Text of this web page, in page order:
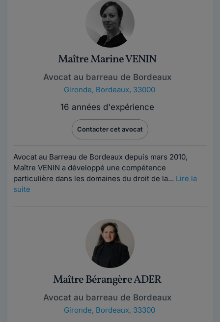
Maître Marine VENIN
Avocat au barreau de Bordeaux
Gironde, Bordeaux, 33000
16 années d'expérience
Contacter cet avocat
Avocat au Barreau de Bordeaux depuis mars 2010,
Maître VENIN a développé une compétence
particulière dans les domaines du droit de la... Lire la
suite
Maître Bérangère ADER
Avocat au barreau de Bordeaux
Gironde, Bordeaux, 33300